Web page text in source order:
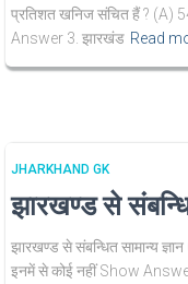
प्रतिशत खनिज संचित हैं ? (A)
Answer 3. झारखंड Read
JHARKHAND GK
झारखण्ड से
झारखण्ड से संबन्धित सामान्य
इनमें से कोई नहीं Show